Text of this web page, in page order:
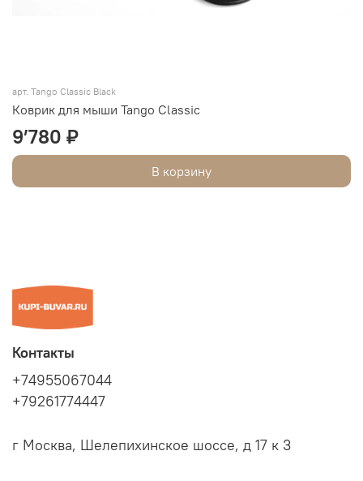
арт. Tango Classic Black
Коврик для мыши Tango Classic
9’780 ₽
В корзину
Контакты
+74955067044
+79261774447
г Москва, Шелепихинское шоссе, д 17 к 3